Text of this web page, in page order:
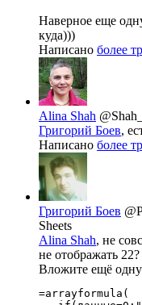
Наверное еще
куда)))
Написано более
Alina Shah
Григорий Боев,
Написано более
Григорий Боев
Sheets
Alina Shah, не
не отображать 22?
Вложите ещё
=arrayformula(